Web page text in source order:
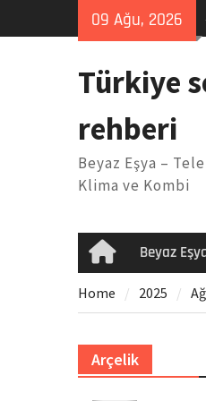
09 Ağu, 2026
Türkiye
rehberi
Beyaz Eşya –
Klima ve Kombi
HomeBeyaz
Home 2025
Arçelik